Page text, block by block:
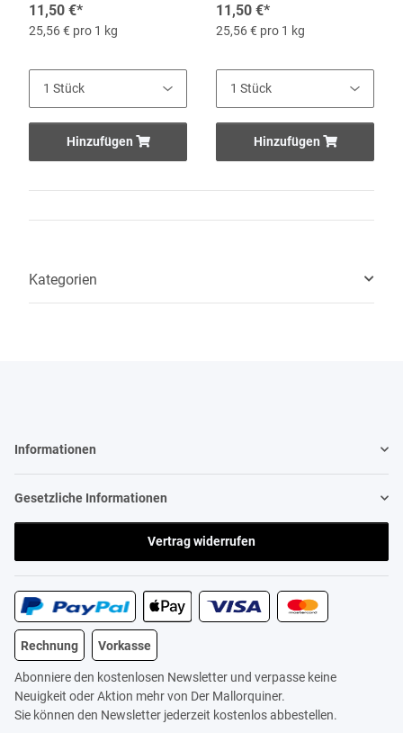
11,50 €*
25,56 € pro 1 kg
Hinzufügen
11,50 €*
25,56 € pro 1 kg
Hinzufügen
Kategorien
Informationen
Gesetzliche Informationen
Vertrag widerrufen
Rechnung Vorkasse
Abonniere den kostenlosen Newsletter und verpasse keine
Neuigkeit oder Aktion mehr von Der Mallorquiner.
Sie können den Newsletter jederzeit kostenlos abbestellen.